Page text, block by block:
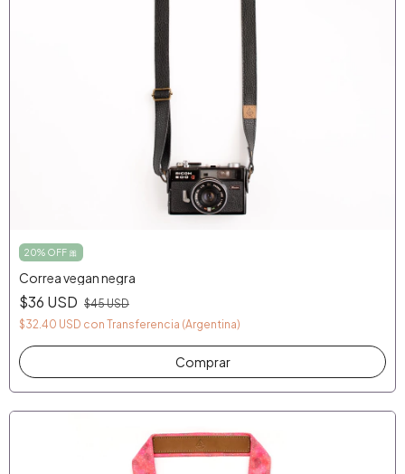
20% OFF 🎀
Correa vegan negra
$36 USD $45 USD
$32.40 USD con Transferencia (Argentina)